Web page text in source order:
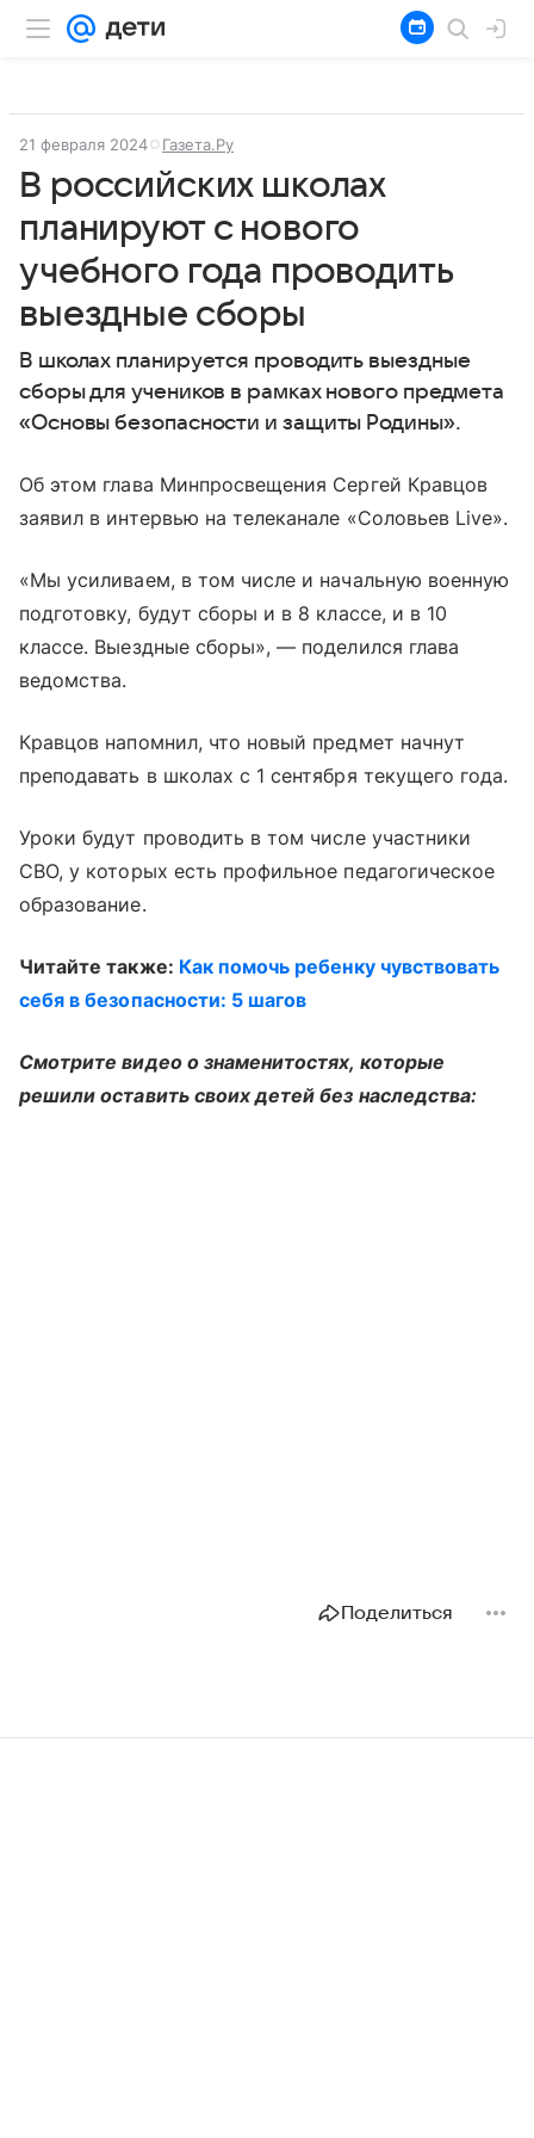
21 февраля 2024 Газета.Ру
В российских школах
планируют с нового
учебного года проводить
выездные сборы
В школах планируется проводить выездные
сборы для учеников в рамках нового предмета
«Основы безопасности и защиты Родины».
Об этом глава Минпросвещения Сергей Кравцов
заявил в интервью на телеканале «Соловьев Live».
«Мы усиливаем, в том числе и начальную военную
подготовку, будут сборы и в 8 классе, и в 10
классе. Выездные сборы», — поделился глава
ведомства.
Кравцов напомнил, что новый предмет начнут
преподавать в школах с 1 сентября текущего года.
Уроки будут проводить в том числе участники
СВО, у которых есть профильное педагогическое
образование.
Читайте также: Как помочь ребенку чувствовать
себя в безопасности: 5 шагов
Смотрите видео о знаменитостях, которые
решили оставить своих детей без наследства:
Поделиться